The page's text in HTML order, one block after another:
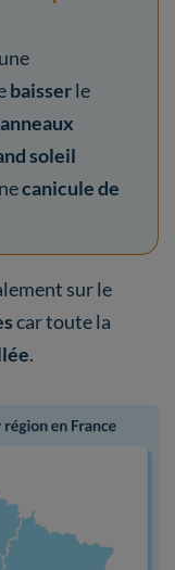
baisserle
soleil
canicule de
sur le
car toute la
.